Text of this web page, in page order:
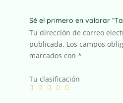
Sé el primero en valorar
Tu dirección de correo
publicada. Los campos
marcados con *
Tu clasificación